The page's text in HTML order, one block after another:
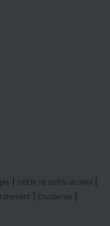
GEEN 18 GEEN alcohol
Disclaimer